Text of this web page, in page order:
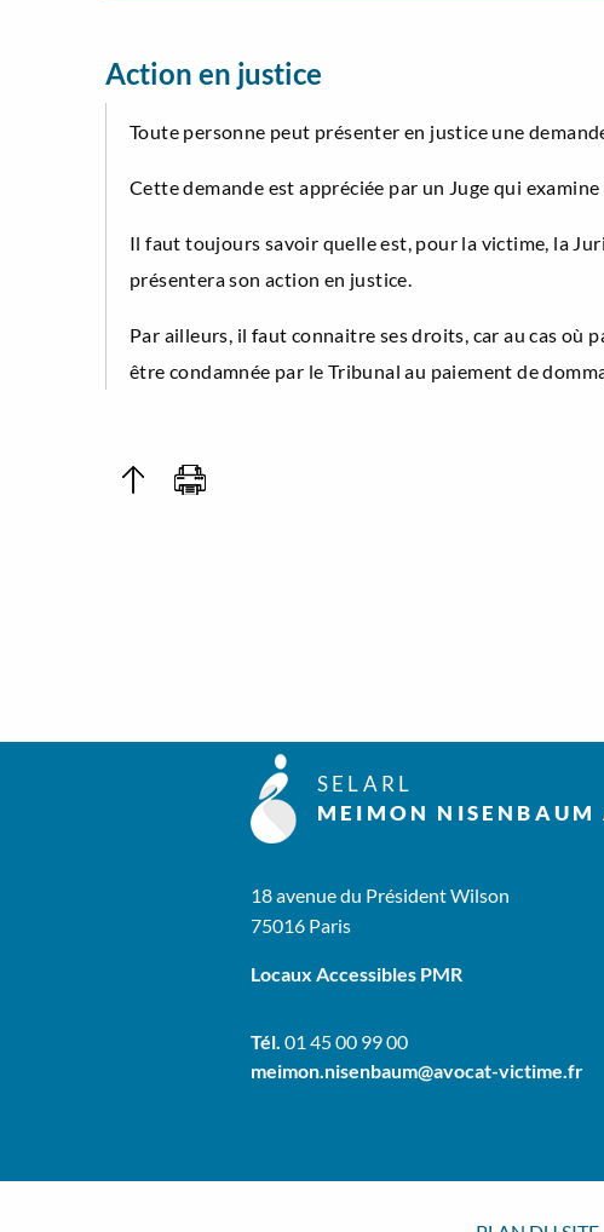
Action en justice
Toute personne peut présenter en justice une
Cette demande est appréciée par un Juge qui
Il faut toujours savoir quelle est, pour la victime, la
présentera son action en justice.
Par ailleurs, il faut connaitre ses droits, car au cas
être condamnée par le Tribunal au paiement de
SELARL
MEIMON NISENBAUM
18 avenue du Président Wilson
75016 Paris
Locaux Accessibles PMR
Tél. 01 45 00 99 00
meimon.nisenbaum@avocat-victime.fr